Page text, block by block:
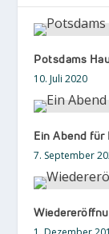
Potsdams
10. Juli 2020
Ein Abend für
7. September